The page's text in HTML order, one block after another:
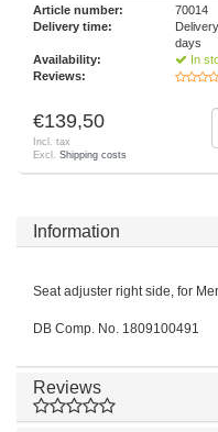
Article number:
70014
Delivery time:
days
Availability:
In
Reviews:
€139,50
Incl. tax
Excl. Shipping costs
Information
Seat adjuster right side, for
DB Comp. No. 1809100491
Reviews